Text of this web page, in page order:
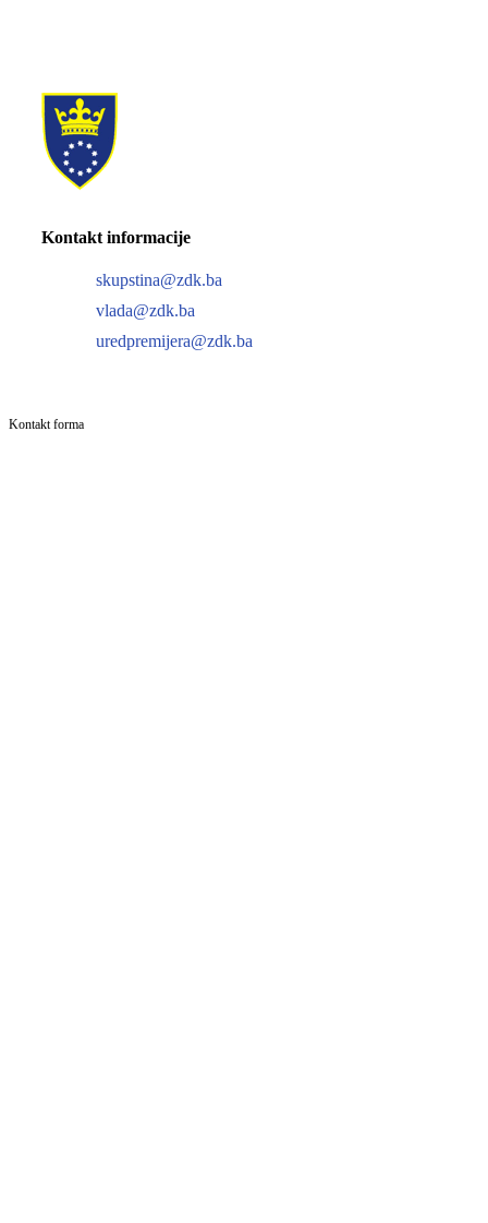
Kontakt informacije
skupstina@zdk.ba
vlada@zdk.ba
uredpremijera@zdk.ba
Kontakt forma